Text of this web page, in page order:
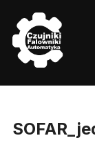
content